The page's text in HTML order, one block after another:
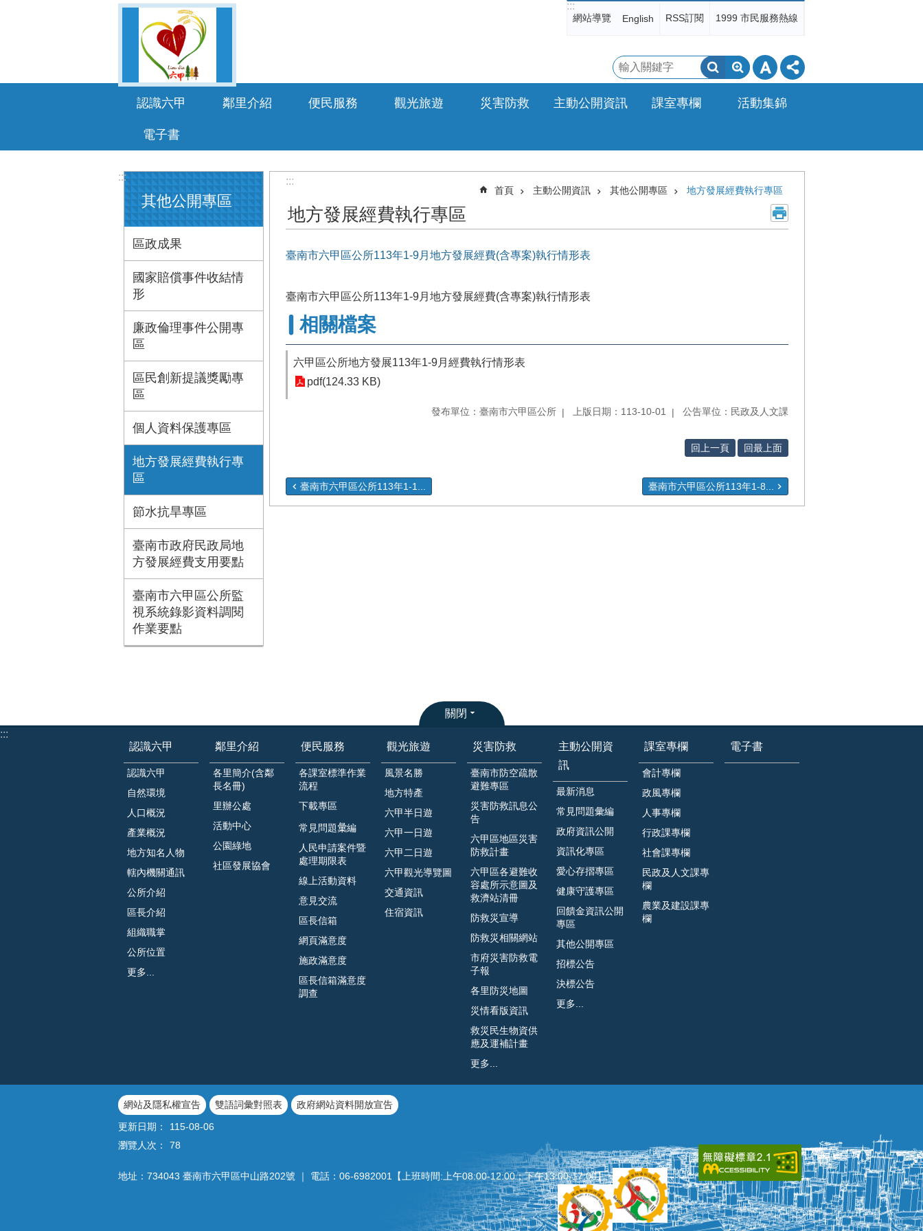
:::
網站導覽 English RSS訂閱 1999 市民服務熱線
搜
尋
認識六甲 鄰里介紹 便民服務 觀光旅遊 災害防救 主動公開資訊 課室專欄 活動集錦
電子書
:::
其他公開專區
區政成果
國家賠償事件收結情
形
廉政倫理事件公開專
區
區民創新提議獎勵專
區
個人資料保護專區
地方發展經費執行專
區
節水抗旱專區
臺南市政府民政局地
方發展經費支用要點
臺南市六甲區公所監
視系統錄影資料調閱
作業要點
:::
首頁 主動公開資訊 其他公開專區 地方發展經費執行專區
地方發展經費執行專區
臺南市六甲區公所113年1-9月地方發展經費(含專案)執行情形表
臺南市六甲區公所113年1-9月地方發展經費(含專案)執行情形表
相關檔案
六甲區公所地方發展113年1-9月經費執行情形表
pdf(124.33 KB)
發布單位：臺南市六甲區公所 上版日期：113-10-01 公告單位：民政及人文課
回上一頁 回最上面
臺南市六甲區公所113年1-1... 臺南市六甲區公所113年1-8...
關閉
:::
認識六甲
認識六甲
自然環境
人口概況
產業概況
地方知名人物
轄內機關通訊
公所介紹
區長介紹
組織職掌
公所位置
更多...
鄰里介紹
各里簡介(含鄰
長名冊)
里辦公處
活動中心
公園綠地
社區發展協會
便民服務
各課室標準作業
流程
下載專區
常見問題𢑥編
人民申請案件暨
處理期限表
線上活動資料
意見交流
區長信箱
網頁滿意度
施政滿意度
區長信箱滿意度
調查
觀光旅遊
風景名勝
地方特產
六甲半日遊
六甲一日遊
六甲二日遊
六甲觀光導覽圖
交通資訊
住宿資訊
災害防救
臺南市防空疏散
避難專區
災害防救訊息公
告
六甲區地區災害
防救計畫
六甲區各避難收
容處所示意圖及
救濟站清冊
防救災宣導
防救災相關網站
市府災害防救電
子報
各里防災地圖
災情看版資訊
救災民生物資供
應及運補計畫
更多...
主動公開資
訊
最新消息
常見問題彙編
政府資訊公開
資訊化專區
愛心存摺專區
健康守護專區
回饋金資訊公開
專區
其他公開專區
招標公告
決標公告
更多...
課室專欄
會計專欄
政風專欄
人事專欄
行政課專欄
社會課專欄
民政及人文課專
欄
農業及建設課專
欄
電子書
網站及隱私權宣告 雙語詞彙對照表
政府網站資料開放宣告
更新日期：
115-08-06
瀏覽人次：
78
地址：734043 臺南市六甲區中山路202號 ｜ 電話：06‐6982001【上班時間:上午08:00‐12:00；下午13:00‐17:00】